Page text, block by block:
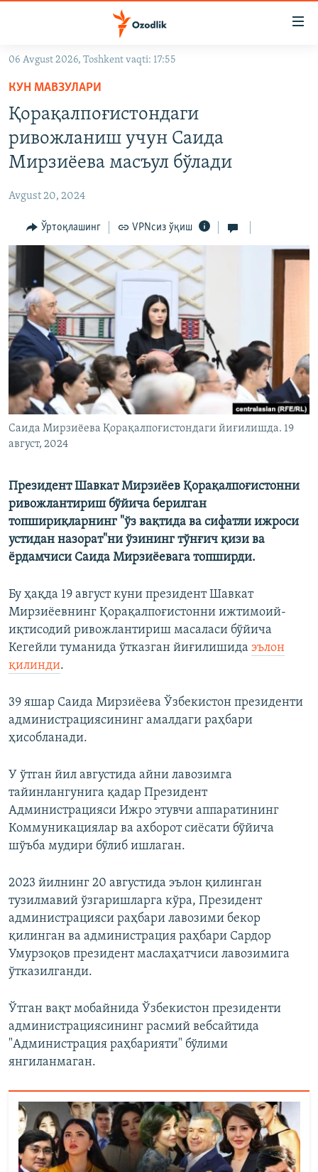
Асосий
навигацияга
ўтинг
Қидиришга
ўтинг
OZODARXIV
На русском
ИЖТИМОИЙ ТАРМОҚЛАР
Озодлик бошқа тилларда
06 Avgust 2026, Toshkent vaqti: 17:55
КУН МАВЗУЛАРИ
Қорақалпоғистондаги
ривожланиш учун Саида
Мирзиёева масъул бўлади
Avgust 20, 2024
Ўртоқлашинг VPNсиз ўқиш
Саида Мирзиёева Қорақалпоғистондаги йиғилишда. 19
август, 2024
Президент Шавкат Мирзиёев Қорақалпоғистонни
ривожлантириш бўйича берилган
топшириқларнинг "ўз вақтида ва сифатли ижроси
устидан назорат"ни ўзининг тўнғич қизи ва
ёрдамчиси Саида Мирзиёевага топширди.
Бу ҳақда 19 август куни президент Шавкат
Мирзиёевнинг Қорақалпоғистонни ижтимоий-
иқтисодий ривожлантириш масаласи бўйича
Кегейли туманида ўтказган йиғилишида эълон
қилинди.
39 яшар Саида Мирзиёева Ўзбекистон президенти
администрациясининг амалдаги раҳбари
ҳисобланади.
У ўтган йил августида айни лавозимга
тайинлангунига қадар Президент
Администрацияси Ижро этувчи аппаратининг
Коммуникациялар ва ахборот сиёсати бўйича
шўъба мудири бўлиб ишлаган.
2023 йилнинг 20 августида эълон қилинган
тузилмавий ўзгаришларга кўра, Президент
администрацияси раҳбари лавозими бекор
қилинган ва администрация раҳбари Сардор
Умурзоқов президент маслаҳатчиси лавозимига
ўтказилганди.
Ўтган вақт мобайнида Ўзбекистон президенти
администрациясининг расмий вебсайтида
"Администрация раҳбарияти" бўлими
янгиланмаган.